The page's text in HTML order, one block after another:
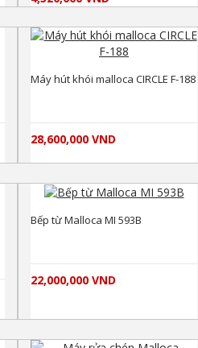
Máy hút khói malloca CIRCLE F-188
28,600,000 VND
Bếp từ Malloca MI 593B
22,000,000 VND